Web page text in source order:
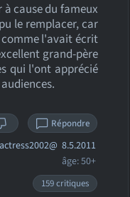
cause du fameux
le remplacer, car
comme l'avait écrit
grand-père
qui l'ont apprécié
Répondre
8.5.2011
âge: 50+
159 critiques